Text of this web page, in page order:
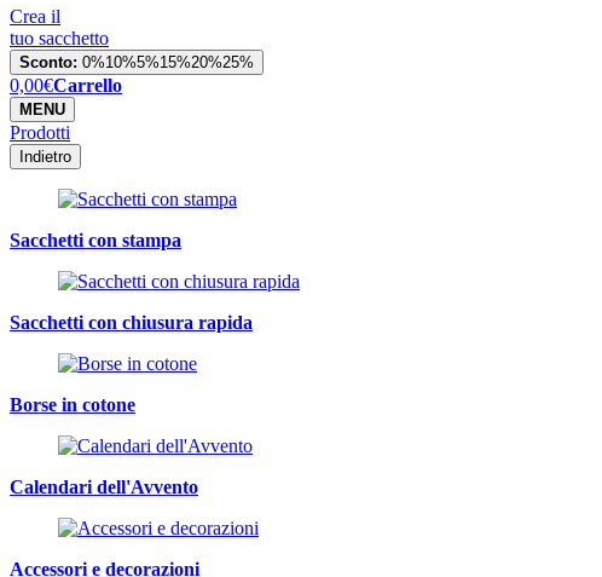
Crea il
tuo sacchetto
Sconto: 0%10%5%15%20%25%
0,00€Carrello
MENU
Prodotti
Indietro
Sacchetti con stampa
Sacchetti con chiusura rapida
Borse in cotone
Calendari dell'Avvento
Accessori e decorazioni